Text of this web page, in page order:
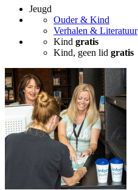
Jeugd
Ouder & Kind
Verhalen & Literatuur
Kind gratis
Kind, geen lid gratis